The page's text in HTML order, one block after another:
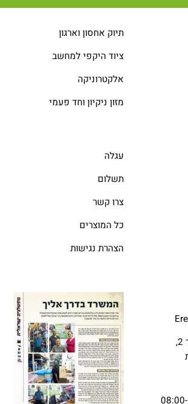
תיוק אחסון וארגון
ציוד היקפי למחשב
אלקטרוניקה
מזון ניקיון וחד פעמי
עגלה
תשלום
צרו קשר
כל המוצרים
הצהרת נגישות
המעיין 4 ליגד סנטר 2,
17:00